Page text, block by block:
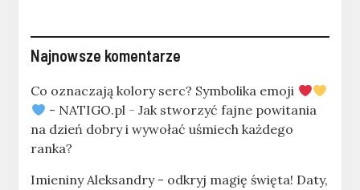
Najnowsze komentarze
Co oznaczają kolory serc? Symbolika emoji
- NATIGO.pl- Jak stworzyć fajne powitania
na dzień dobry i wywołać uśmiech każdego
ranka?
Imieniny Aleksandry - odkryj magię święta! Daty,